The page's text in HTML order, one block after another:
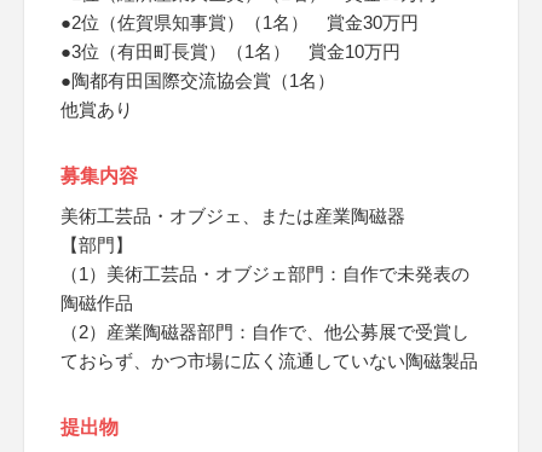
●2位（佐賀県知事賞）（1名） 賞金30万円
●3位（有田町長賞）（1名） 賞金10万円
●陶都有田国際交流協会賞（1名）
他賞あり
募集内容
美術工芸品・オブジェ、または産業陶磁器
【部門】
（1）美術工芸品・オブジェ部門：自作で未発表の
陶磁作品
（2）産業陶磁器部門：自作で、他公募展で受賞し
ておらず、かつ市場に広く流通していない陶磁製品
提出物